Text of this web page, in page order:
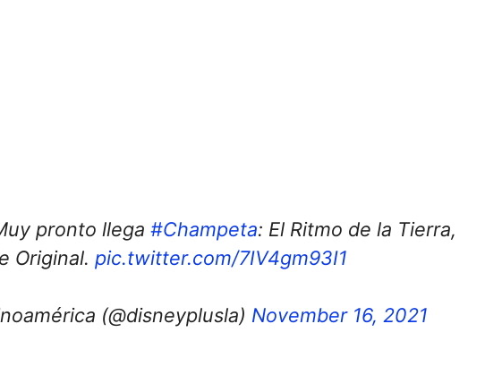
pronto llega #Champeta: El Ritmo de la Tierra,
Original. pic.twitter.com/7IV4gm93I1
(@disneyplusla) November 16, 2021